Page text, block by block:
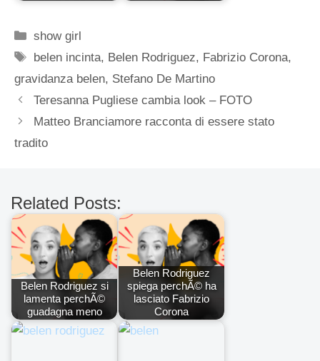
Categorie
show girl
Tag
belen incinta, Belen Rodriguez, Fabrizio Corona,
gravidanza belen, Stefano De Martino
Teresanna Pugliese cambia look – FOTO
Matteo Branciamore racconta di essere stato
tradito
Related Posts:
Belen Rodriguez si
lamenta perchÃ©
guadagna meno
Belen Rodriguez
spiega perchÃ© ha
lasciato Fabrizio
Corona